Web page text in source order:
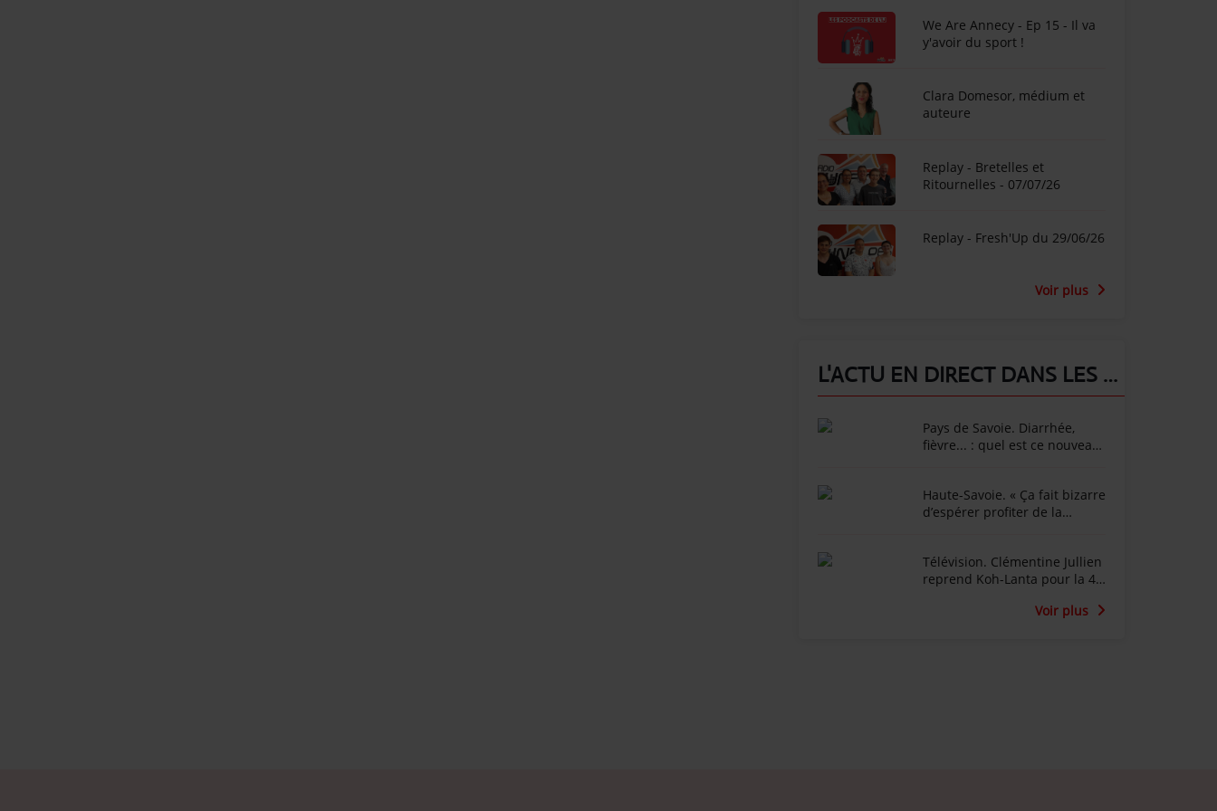
We Are Annecy - Ep 15 - Il va
y'avoir du sport !
Clara Domesor, médium et
auteure
Replay - Bretelles et
Ritournelles - 07/07/26
Replay - Fresh'Up du 29/06/26
Voir plus
L'ACTU EN DIRECT DANS LES ALPES !
Pays de Savoie. Diarrhée,
fièvre... : quel est ce nouveau
Haute-Savoie. « Ça fait bizarre
d’espérer profiter de la
la mort d'une femme de 56
ans
Télévision. Clémentine Jullien
reprend Koh-Lanta pour la 4e
Voir plus